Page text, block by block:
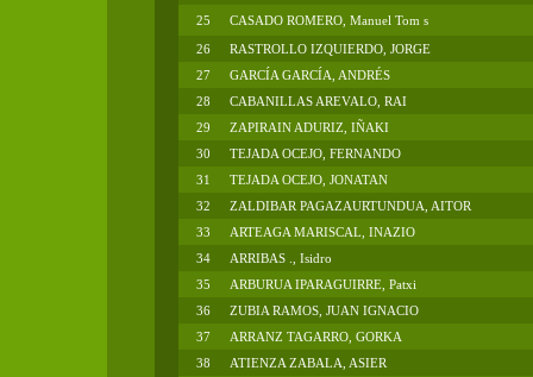
25
CASADO ROMERO, Manuel Tom s
26
RASTROLLO IZQUIERDO, JORGE
27
GARCÍA GARCÍA, ANDRÉS
28
CABANILLAS AREVALO, RAI
29
ZAPIRAIN ADURIZ, IÑAKI
30
TEJADA OCEJO, FERNANDO
31
TEJADA OCEJO, JONATAN
32
ZALDIBAR PAGAZAURTUNDUA, AITOR
33
ARTEAGA MARISCAL, INAZIO
34
ARRIBAS ., Isidro
35
ARBURUA IPARAGUIRRE, Patxi
36
ZUBIA RAMOS, JUAN IGNACIO
37
ARRANZ TAGARRO, GORKA
38
ATIENZA ZABALA, ASIER